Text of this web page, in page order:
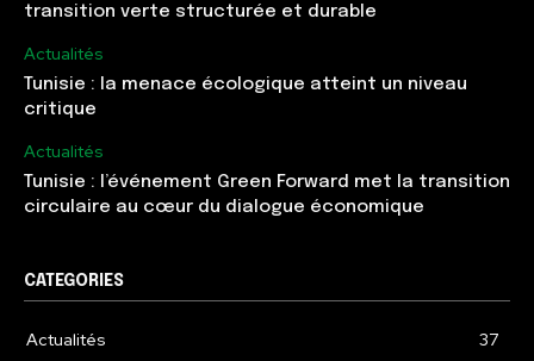
transition verte structurée et durable
Actualités
Tunisie : la menace écologique atteint un niveau
critique
Actualités
Tunisie : l’événement Green Forward met la transition
circulaire au cœur du dialogue économique
CATEGORIES
Actualités
37